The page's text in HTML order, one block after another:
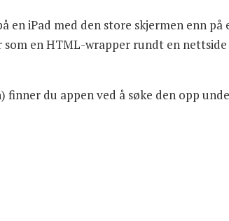
en iPad med den store skjermen enn på
en HTML-wrapper rundt en nettside
finner du appen ved å søke den opp